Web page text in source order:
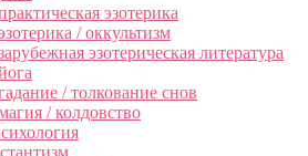
эзотерика
/ оккультизм
эзотерическая литература
/ толкование снов
/ колдовство